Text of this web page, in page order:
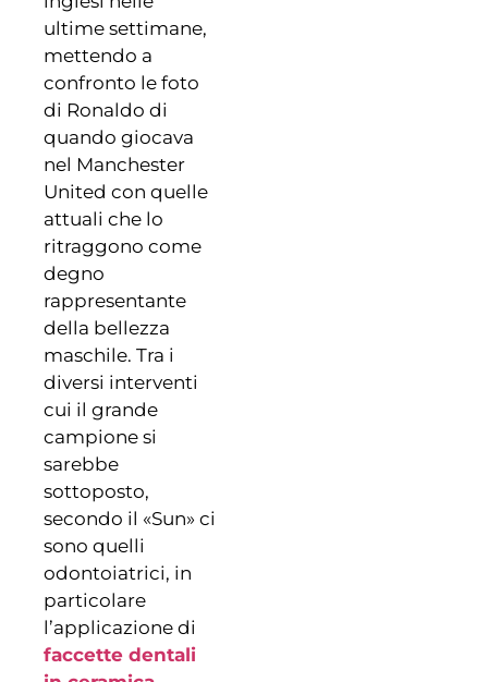
ultime settimane,
mettendo a
confronto le foto
di Ronaldo di
quando giocava
nel Manchester
United con quelle
attuali che lo
ritraggono come
degno
rappresentante
della bellezza
maschile. Tra i
diversi interventi
cui il grande
campione si
sarebbe
sottoposto,
secondo il «Sun» ci
sono quelli
odontoiatrici, in
particolare
l’applicazione di
faccette dentali